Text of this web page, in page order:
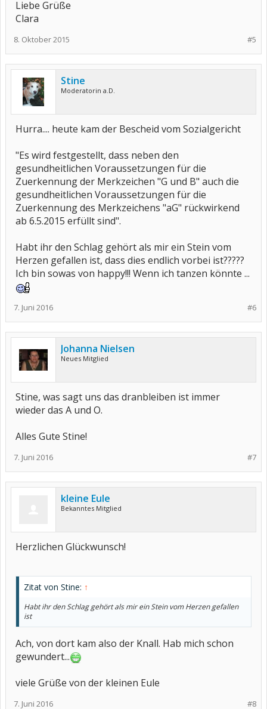
Liebe Grüße
Clara
#5
8. Oktober 2015
Stine
Moderatorin a.D.
Hurra.... heute kam der Bescheid vom Sozialgericht
"Es wird festgestellt, dass neben den
gesundheitlichen Voraussetzungen für die
Zuerkennung der Merkzeichen "G und B" auch die
gesundheitlichen Voraussetzungen für die
Zuerkennung des Merkzeichens "aG" rückwirkend
ab 6.5.2015 erfüllt sind".
Habt ihr den Schlag gehört als mir ein Stein vom
Herzen gefallen ist, dass dies endlich vorbei ist?????
Ich bin sowas von happy!!! Wenn ich tanzen könnte ...
#6
7. Juni 2016
Johanna Nielsen
Neues Mitglied
Stine, was sagt uns das dranbleiben ist immer
wieder das A und O.
Alles Gute Stine!
#7
7. Juni 2016
kleine Eule
Bekanntes Mitglied
Herzlichen Glückwunsch!
Zitat von Stine: ↑
Habt ihr den Schlag gehört als mir ein Stein vom Herzen gefallen
ist
Ach, von dort kam also der Knall. Hab mich schon
gewundert...
viele Grüße von der kleinen Eule
#8
7. Juni 2016